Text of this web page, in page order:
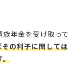
年金を受け取って
の利子に関しては
。